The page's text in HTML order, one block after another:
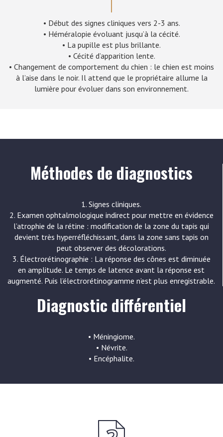
• Début des signes cliniques vers 2-3 ans.
• Héméralopie évoluant jusqu’à la cécité.
• La pupille est plus brillante.
• Cécité d’apparition lente.
• Changement de comportement du chien : le chien est moins
à l’aise dans le noir. Il attend que le propriétaire allume la
lumière pour évoluer dans son environnement.
Méthodes de diagnostics
1. Signes cliniques.
2. Examen ophtalmologique indirect pour mettre en évidence
l’atrophie de la rétine : modification de la zone du tapis qui
devient très hyperréfléchissant, dans la zone sans tapis on
peut observer des décolorations.
3. Électrorétinographie : La réponse des cônes est diminuée
en amplitude. Le temps de latence avant la réponse est
augmenté. Puis l’électrorétinogramme n’est plus enregistrable.
Diagnostic différentiel
• Méningiome.
• Névrite.
• Encéphalite.